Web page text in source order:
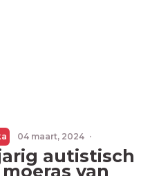
04 maart, 2024 ·
autistisch
van